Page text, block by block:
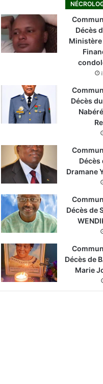
Décès
Ministère
Décès
Décès
Dramane
Décès de
Décès de
Marie